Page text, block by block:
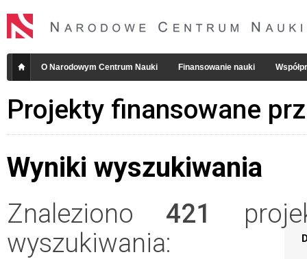
O Narodowym Centrum Nauki Finansowanie nauki
Projekty finansowane
Wyniki wyszukiwania
Znaleziono 421
wyszukiwania: